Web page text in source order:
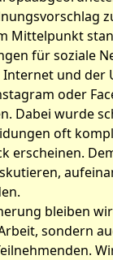
Mittelpunkt
für soziale
und der
oder
Dabei wurde
oft
erscheinen.
bleiben
sondern